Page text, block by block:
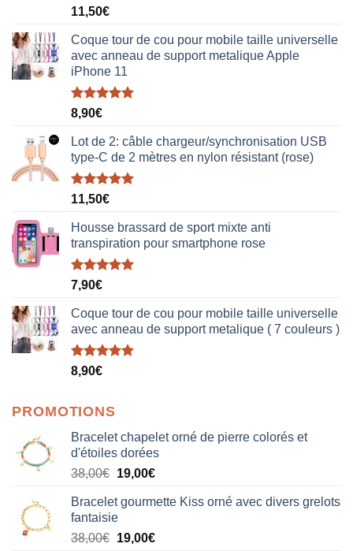
Note5.00
11,50€
Coque tour de cou pour mobile taille universelle
avec anneau de support metalique Apple
iPhone 11
Note5.00
8,90€
Lot de 2: câble chargeur/synchronisation USB
type-C de 2 mètres en nylon résistant (rose)
Note5.00
11,50€
Housse brassard de sport mixte anti
transpiration pour smartphone rose
Note5.00
7,90€
Coque tour de cou pour mobile taille universelle
avec anneau de support metalique ( 7 couleurs )
Note5.00
8,90€
PROMOTIONS
Bracelet chapelet orné de pierre colorés et
d'étoiles dorées
38,00€ Le
initial
était :
38,00€.
19,00€Le
actuel
19,00€.
Bracelet gourmette Kiss orné avec divers grelots
fantaisie
38,00€ Le
19,00€Le